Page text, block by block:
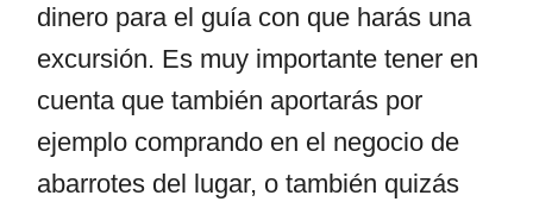
dinero para el guía con que harás una
excursión. Es muy importante tener en
cuenta que también aportarás por
ejemplo comprando en el negocio de
abarrotes del lugar, o también quizás